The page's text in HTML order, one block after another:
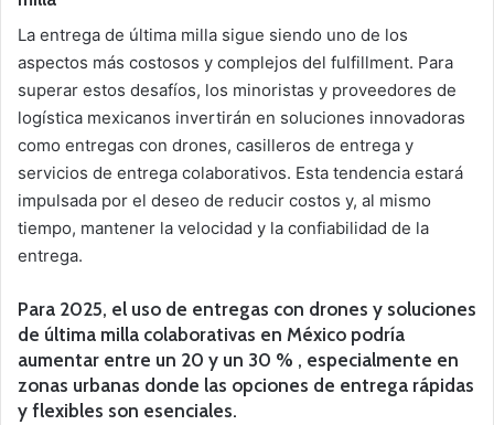
La entrega de última milla sigue siendo uno de los
aspectos más costosos y complejos del fulfillment. Para
superar estos desafíos, los minoristas y proveedores de
logística mexicanos invertirán en soluciones innovadoras
como entregas con drones, casilleros de entrega y
servicios de entrega colaborativos. Esta tendencia estará
impulsada por el deseo de reducir costos y, al mismo
tiempo, mantener la velocidad y la confiabilidad de la
entrega.
Para 2025, el uso de entregas con drones y soluciones
de última milla colaborativas en México podría
aumentar entre un 20 y un 30 % , especialmente en
zonas urbanas donde las opciones de entrega rápidas
y flexibles son esenciales.